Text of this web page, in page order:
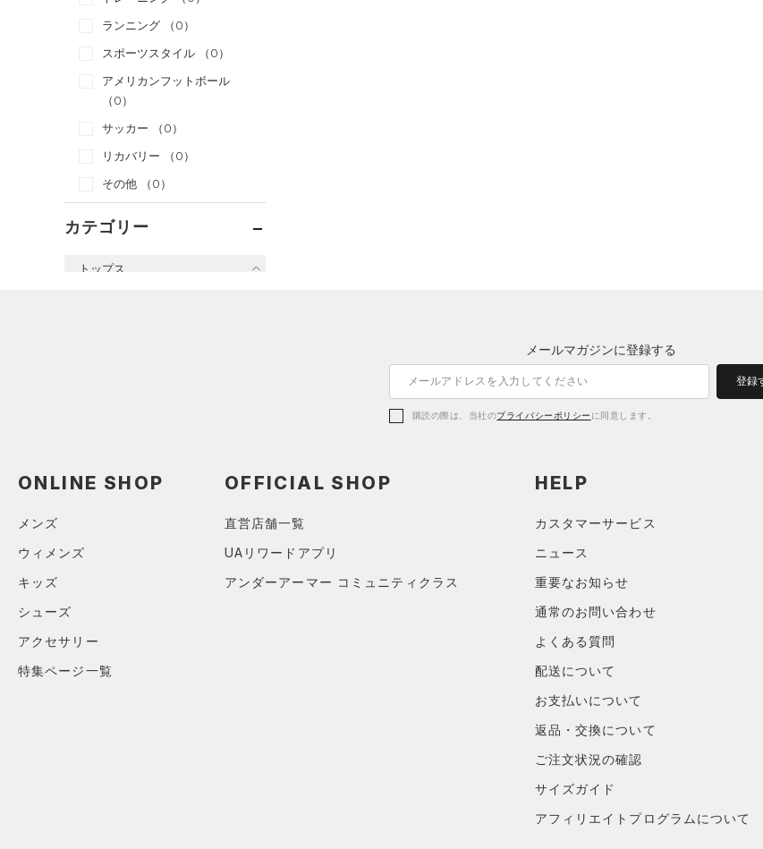
ランニング
（0）
スポーツスタイル
（0）
アメリカンフットボール
（0）
サッカー
（0）
リカバリー
（0）
その他
（0）
カテゴリー
トップス
パーカー&トレーナー （1）
メールマガジンに登録する
登録
購読の際は、当社のプライバシーポリシー に同意します。
ONLINE SHOP
メンズ
ウィメンズ
キッズ
シューズ
アクセサリー
特集ページ一覧
OFFICIAL SHOP
直営店舗一覧
UAリワードアプリ
アンダーアーマー コミュニティクラス
HELP
カスタマーサービス
ニュース
重要なお知らせ
通常のお問い合わせ
よくある質問
配送について
お支払いについて
返品・交換について
ご注文状況の確認
サイズガイド
アフィリエイトプログラムについて